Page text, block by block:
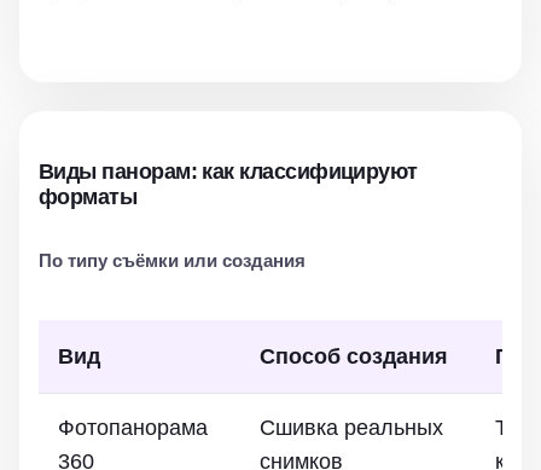
Виды панорам: как классифицируют
форматы
По типу съёмки или создания
Вид Способ создания
Фотопанорама
360
Сшивка реальных
снимков